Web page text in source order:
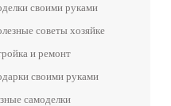
своими руками
советы хозяйке
и ремонт
своими руками
самоделки